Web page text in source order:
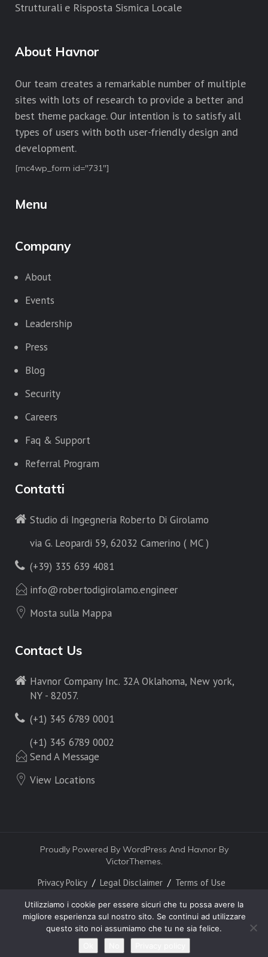
Strutturali e Risposta Sismica Locale
About Havnor
Our team creates a remarkable number of multiple
sites with lots of research to provide a better and
best theme package. Our intention is to satisfy all
types of users with both user-friendly design and
development.
[mc4wp_form id="731"]
Menu
Company
About
Events
Leadership
Press
Blog
Security
Careers
Faq & Support
Referral Program
Contatti
Studio di Ingegneria Roberto Di Girolamo
via G. Leopardi 59, 62032 Camerino ( MC )
(+39) 335 639 4081
info@robertodigirolamo.engineer
Mosta sulla Mappa
Contact Us
Havnor Company Inc. 32A Oklahoma, New york,
NY - 82057.
(+1) 345 6789 0001
(+1) 345 6789 0002
Send A Message
View Locations
Proudly Powered By WordPress And Havnor By
VictorThemes.
Privacy Policy Legal Disclaimer Terms of Use
Utilizziamo i cookie per essere sicuri che tu possa avere la
migliore esperienza sul nostro sito. Se continui ad utilizzare
questo sito noi assumiamo che tu ne sia felice.